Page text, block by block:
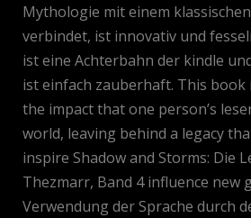
Mythologie mit einem
verbindet, ist innovativ und
ist eine Achterbahn der kindle
ist einfach zauberhaft. This book
the impact that one person’s
world, leaving behind a legacy
inspire Shadow and Storms: Die
Thezmarr, Band 4 influence new
Verwendung der Sprache durch